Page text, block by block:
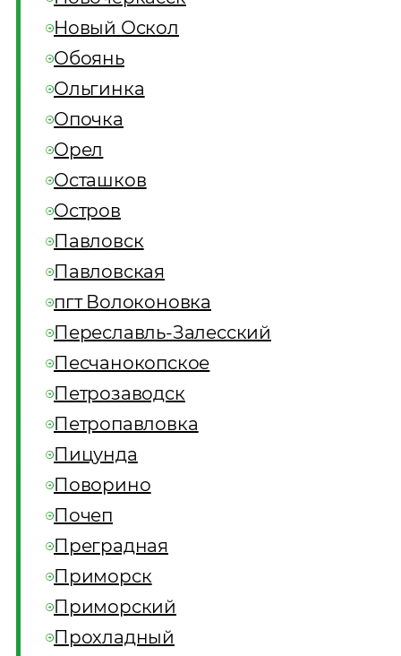
Новый Оскол
Обоянь
Ольгинка
Опочка
Орел
Осташков
Остров
Павловск
Павловская
пгт Волоконовка
Переславль-Залесский
Песчанокопское
Петрозаводск
Петропавловка
Пицунда
Поворино
Почеп
Преградная
Приморск
Приморский
Прохладный